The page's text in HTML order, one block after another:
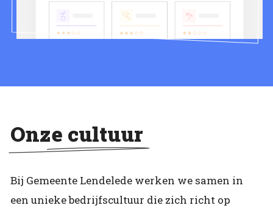
Onze cultuur
Bij Gemeente Lendelede werken we samen in
een unieke bedrijfscultuur die zich richt op